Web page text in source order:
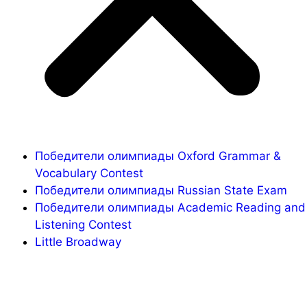
Победители олимпиады Oxford Grammar &
Vocabulary Contest
Победители олимпиады Russian State Exam
Победители олимпиады Academic Reading and
Listening Contest
Little Broadway